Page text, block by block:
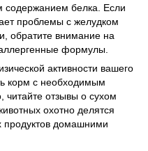
белка. Если
проблемы с желудком
обратите внимание на
формулы.
активности вашего
корм с необходимым
читайте отзывы о сухом
охотно делятся
продуктов домашними